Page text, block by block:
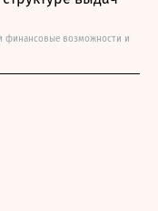
финансовые возможности и